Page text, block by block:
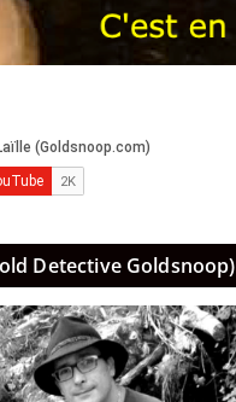
Detective Goldsnoop)